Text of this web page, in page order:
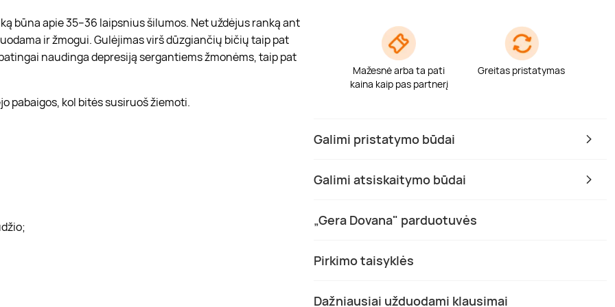
Mažesnė arba ta pati
kaina kaip pas partnerį
Greitas pristatymas
Galimi pristatymo būdai
Galimi atsiskaitymo būdai
„Gera Dovana" parduotuvės
Pirkimo taisyklės
Dažniausiai užduodami klausimai
būna apie 35–36 laipsnius šilumos. Net uždėjus ranką ant
ir žmogui. Gulėjimas virš dūzgiančių bičių taip pat
naudinga depresiją sergantiems žmonėms, taip pat
pabaigos, kol bitės susiruoš žiemoti.